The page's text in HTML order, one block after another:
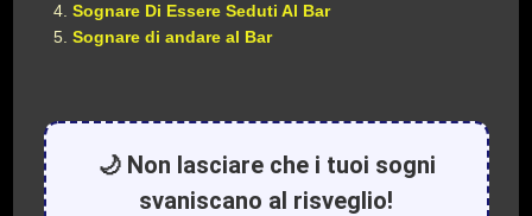
Sognare Di Essere Seduti Al Bar
Sognare di andare al Bar
🌙 Non lasciare che i tuoi sogni
svaniscano al risveglio!